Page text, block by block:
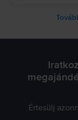
Értesülj